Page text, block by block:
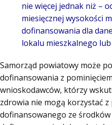
nie więcej jednak niż –
miesięcznej wysokości
dofinansowania dla
lokalu mieszkalnego
Samorząd powiatowy może
dofinansowania z
wnioskodawców, którzy
zdrowia nie mogą korzystać
dofinansowanego ze